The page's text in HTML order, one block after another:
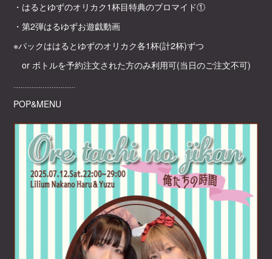
・はるとゆずのオリカク1杯目特典のブロマイド①
・第2弾はるゆずお遊戯動画
※パックははるとゆずのオリカク各1杯(計2杯)ずつ
or ボトルを予約注文された方のみ利用可(当日のご注文不可)
‥‥‥‥‥‥‥‥‥‥‥‥‥‥‥‥‥
POP&MENU